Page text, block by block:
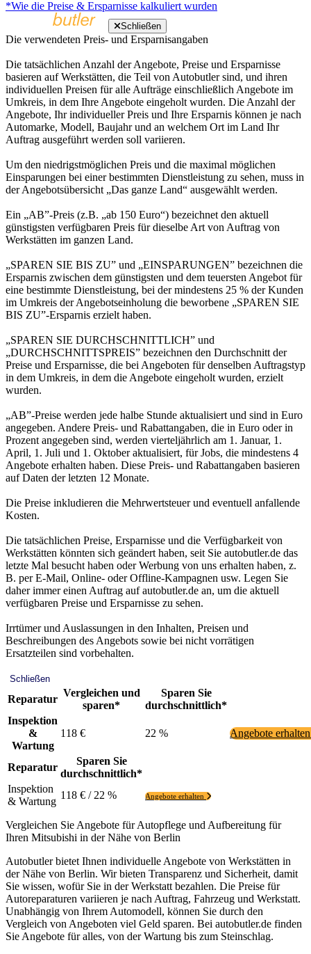
*Wie die Preise & Ersparnisse kalkuliert wurden
Schließen
Die verwendeten Preis- und Ersparnisangaben
Die tatsächlichen Anzahl der Angebote, Preise und Ersparnisse
basieren auf Werkstätten, die Teil von Autobutler sind, und ihren
individuellen Preisen für alle Aufträge einschließlich Angebote im
Umkreis, in dem Ihre Angebote eingeholt wurden. Die Anzahl der
Angebote, Ihr individueller Preis und Ihre Ersparnis können je nach
Automarke, Modell, Baujahr und an welchem Ort im Land Ihr
Auftrag ausgeführt werden soll variieren.
Um den niedrigstmöglichen Preis und die maximal möglichen
Einsparungen bei einer bestimmten Dienstleistung zu sehen, muss in
der Angebotsübersicht „Das ganze Land“ ausgewählt werden.
Ein „AB”-Preis (z.B. „ab 150 Euro“) bezeichnet den aktuell
günstigsten verfügbaren Preis für dieselbe Art von Auftrag von
Werkstätten im ganzen Land.
„SPAREN SIE BIS ZU” und „EINSPARUNGEN” bezeichnen die
Ersparnis zwischen dem günstigsten und dem teuersten Angebot für
eine bestimmte Dienstleistung, bei der mindestens 25 % der Kunden
im Umkreis der Angebotseinholung die beworbene „SPAREN SIE
BIS ZU”-Ersparnis erzielt haben.
„SPAREN SIE DURCHSCHNITTLICH” und
„DURCHSCHNITTSPREIS” bezeichnen den Durchschnitt der
Preise und Ersparnisse, die bei Angeboten für denselben Auftragstyp
in dem Umkreis, in dem die Angebote eingeholt wurden, erzielt
wurden.
„AB”-Preise werden jede halbe Stunde aktualisiert und sind in Euro
angegeben. Andere Preis- und Rabattangaben, die in Euro oder in
Prozent angegeben sind, werden vierteljährlich am 1. Januar, 1.
April, 1. Juli und 1. Oktober aktualisiert, für Jobs, die mindestens 4
Angebote erhalten haben. Diese Preis- und Rabattangaben basieren
auf Daten der letzten 12 Monate.
Die Preise inkludieren die Mehrwertsteuer und eventuell anfallende
Kosten.
Die tatsächlichen Preise, Ersparnisse und die Verfügbarkeit von
Werkstätten könnten sich geändert haben, seit Sie autobutler.de das
letzte Mal besucht haben oder Werbung von uns erhalten haben, z.
B. per E-Mail, Online- oder Offline-Kampagnen usw. Legen Sie
daher immer einen Auftrag auf autobutler.de an, um die aktuell
verfügbaren Preise und Ersparnisse zu sehen.
Irrtümer und Auslassungen in den Inhalten, Preisen und
Beschreibungen des Angebots sowie bei nicht vorrätigen
Ersatzteilen sind vorbehalten.
Schließen
Reparatur
Vergleichen und
sparen*
Sparen Sie
durchschnittlich*
Inspektion
&
Wartung
118 € 22 % Angebote
Reparatur
Sparen Sie
durchschnittlich*
Inspektion
& Wartung
118 € / 22 % Angebote erhalten
Vergleichen Sie Angebote für Autopflege und Aufbereitung für
Ihren Mitsubishi in der Nähe von Berlin
Autobutler bietet Ihnen individuelle Angebote von Werkstätten in
der Nähe von Berlin. Wir bieten Transparenz und Sicherheit, damit
Sie wissen, wofür Sie in der Werkstatt bezahlen. Die Preise für
Autoreparaturen variieren je nach Auftrag, Fahrzeug und Werkstatt.
Unabhängig von Ihrem Automodell, können Sie durch den
Vergleich von Angeboten viel Geld sparen. Bei autobutler.de finden
Sie Angebote für alles, von der Wartung bis zum Steinschlag.